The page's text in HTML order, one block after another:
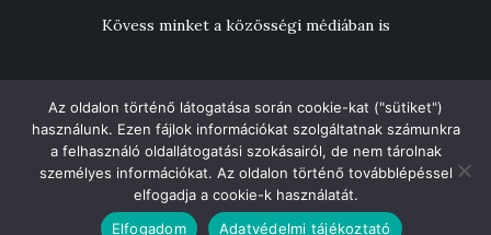
Kövess minket a közösségi médiában is
Copyright © 2026 Csülök Csárda. Minden jog fenntartva.
Az oldalon történő látogatása során cookie-kat ("sütiket")
használunk. Ezen fájlok információkat szolgáltatnak számunkra
a felhasználó oldallátogatási szokásairól, de nem tárolnak
személyes információkat. Az oldalon történő továbblépéssel
elfogadja a cookie-k használatát.
Elfogadom
Adatvédelmi tájékoztató